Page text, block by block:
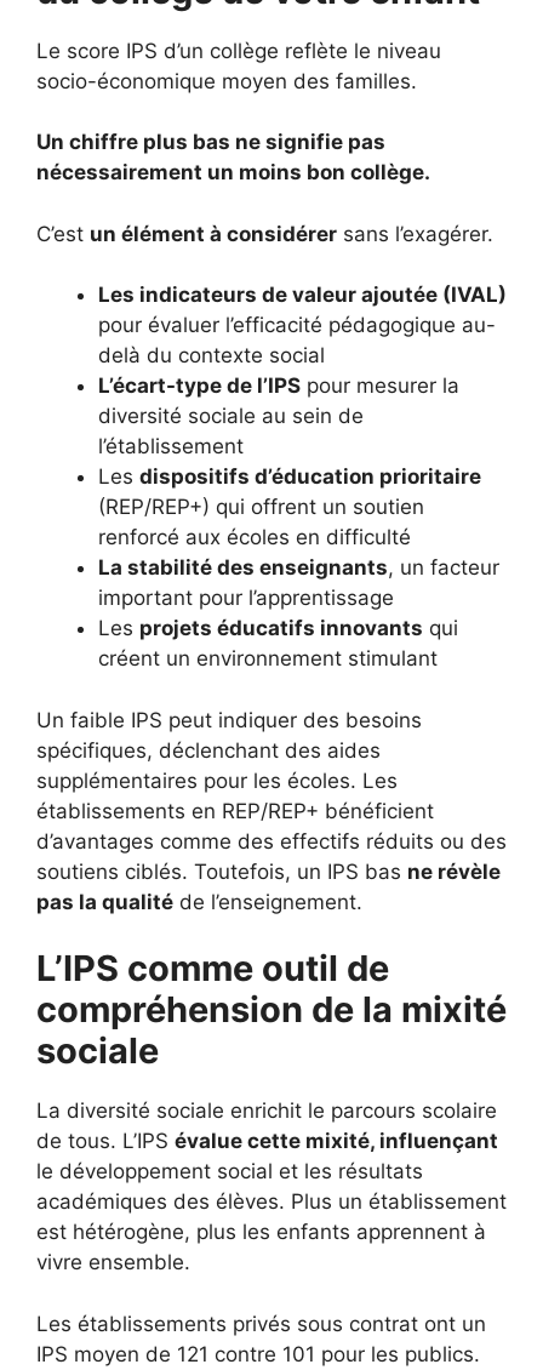
Le score IPS d’un collège reflète le niveau
socio-économique moyen des familles.
Un chiffre plus bas ne signifie pas
nécessairement un moins bon collège.
C’est un élément à considérer sans l’exagérer.
Les indicateurs de valeur ajoutée (IVAL)
pour évaluer l’efficacité pédagogique au-
delà du contexte social
L’écart-type de l’IPS pour mesurer la
diversité sociale au sein de
l’établissement
Les dispositifs d’éducation prioritaire
(REP/REP+) qui offrent un soutien
renforcé aux écoles en difficulté
La stabilité des enseignants, un facteur
important pour l’apprentissage
Les projets éducatifs innovants qui
créent un environnement stimulant
Un faible IPS peut indiquer des besoins
spécifiques, déclenchant des aides
supplémentaires pour les écoles. Les
établissements en REP/REP+ bénéficient
d’avantages comme des effectifs réduits ou des
soutiens ciblés. Toutefois, un IPS bas ne révèle
pas la qualité de l’enseignement.
L’IPS comme outil de
compréhension de la mixité
sociale
La diversité sociale enrichit le parcours scolaire
de tous. L’IPS évalue cette mixité, influençant
le développement social et les résultats
académiques des élèves. Plus un établissement
est hétérogène, plus les enfants apprennent à
vivre ensemble.
Les établissements privés sous contrat ont un
IPS moyen de 121 contre 101 pour les publics.